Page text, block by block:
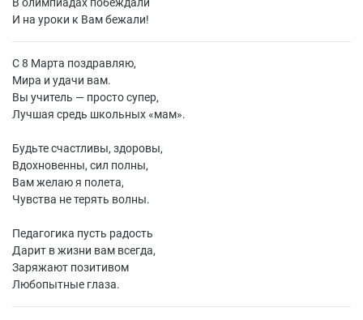
И на уроки к Вам бежали!
С 8 Марта поздравляю,
Мира и удачи вам.
Вы учитель — просто супер,
Лучшая средь школьных «мам».
Будьте счастливы, здоровы,
Вдохновенны, сил полны,
Вам желаю я полета,
Чувства не терять волны.
Педагогика пусть радость
Дарит в жизни вам всегда,
Заряжают позитивом
Любопытные глаза.